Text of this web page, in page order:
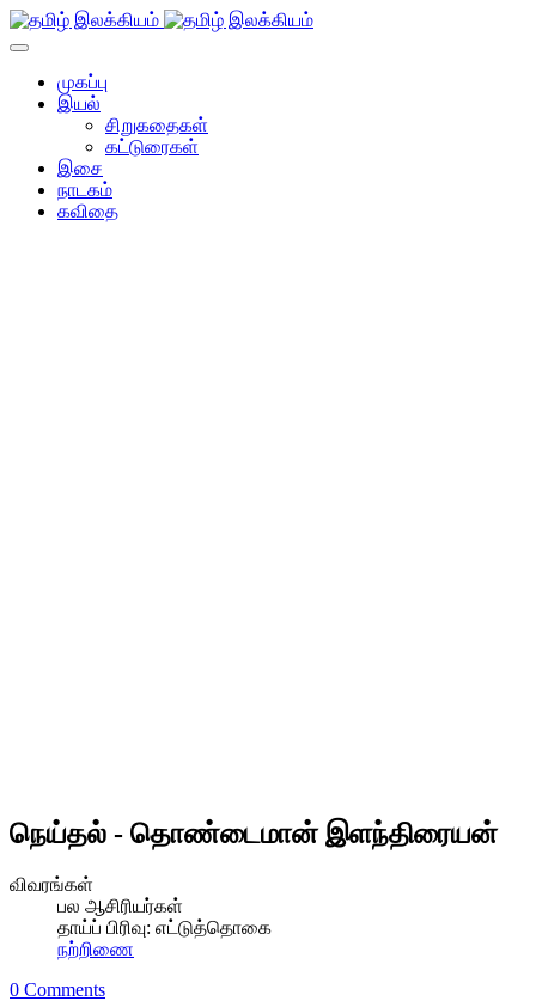
முகப்பு
இயல்
சிறுகதைகள்
கட்டுரைகள்
இசை
நாடகம்
கவிதை
நெய்தல் - தொண்டைமான் இளந்திரையன்
விவரங்கள்
பல ஆசிரியர்கள்
தாய்ப் பிரிவு: எட்டுத்தொகை
நற்றிணை
0 Comments